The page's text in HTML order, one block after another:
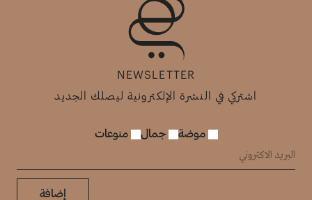
NEWSLETTER
اشتركي في النشرة الإلكترونية ليصلك الجديد
موضة جمال منوعات
إضافة